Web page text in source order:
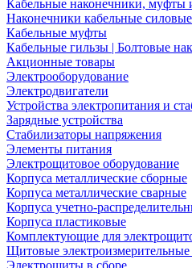
Кабельные наконечники, муфты
Наконечники кабельные силовые
Кабельные муфты
Кабельные гильзы | Болтовые
Акционные товары
Электрооборудование
Электродвигатели
Устройства электропитания и
Зарядные устройства
Стабилизаторы напряжения
Элементы питания
Электрощитовое оборудование
Корпуса металлические сборные
Корпуса металлические сварные
Корпуса учетно-
Корпуса пластиковые
Комплектующие для
Щитовые
Электрощиты в сборе